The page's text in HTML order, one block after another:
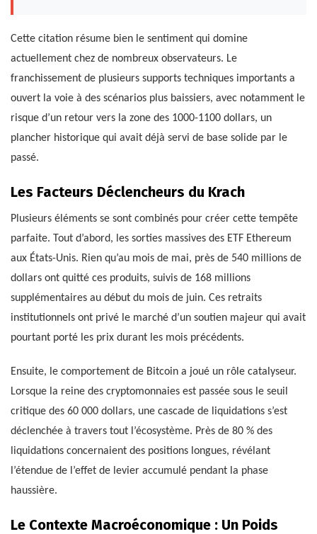
Cette citation résume bien le sentiment qui domine
actuellement chez de nombreux observateurs. Le
franchissement de plusieurs supports techniques importants a
ouvert la voie à des scénarios plus baissiers, avec notamment le
risque d’un retour vers la zone des 1000-1100 dollars, un
plancher historique qui avait déjà servi de base solide par le
passé.
Les Facteurs Déclencheurs du Krach
Plusieurs éléments se sont combinés pour créer cette tempête
parfaite. Tout d’abord, les sorties massives des ETF Ethereum
aux États-Unis. Rien qu’au mois de mai, près de 540 millions de
dollars ont quitté ces produits, suivis de 168 millions
supplémentaires au début du mois de juin. Ces retraits
institutionnels ont privé le marché d’un soutien majeur qui avait
pourtant porté les prix durant les mois précédents.
Ensuite, le comportement de Bitcoin a joué un rôle catalyseur.
Lorsque la reine des cryptomonnaies est passée sous le seuil
critique des 60 000 dollars, une cascade de liquidations s’est
déclenchée à travers tout l’écosystème. Près de 80 % des
liquidations concernaient des positions longues, révélant
l’étendue de l’effet de levier accumulé pendant la phase
haussière.
Le Contexte Macroéconomique : Un Poids